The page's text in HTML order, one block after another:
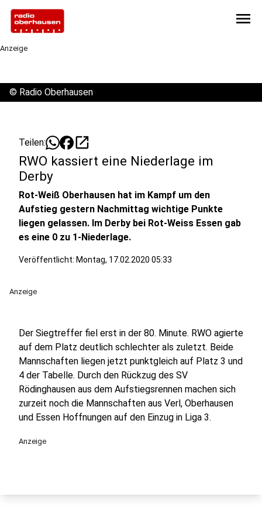
menu
Anzeige
© Radio Oberhausen
Teilen: open_in_new
RWO kassiert eine Niederlage im
Derby
Rot-Weiß Oberhausen hat im Kampf um den
Aufstieg gestern Nachmittag wichtige Punkte
liegen gelassen. Im Derby bei Rot-Weiss Essen gab
es eine 0 zu 1-Niederlage.
Veröffentlicht: Montag, 17.02.2020 05:33
Anzeige
Der Siegtreffer fiel erst in der 80. Minute. RWO agierte
auf dem Platz deutlich schlechter als zuletzt. Beide
Mannschaften liegen jetzt punktgleich auf Platz 3 und
4 der Tabelle. Durch den Rückzug des SV
Rödinghausen aus dem Aufstiegsrennen machen sich
zurzeit noch die Mannschaften aus Verl, Oberhausen
und Essen Hoffnungen auf den Einzug in Liga 3.
Anzeige